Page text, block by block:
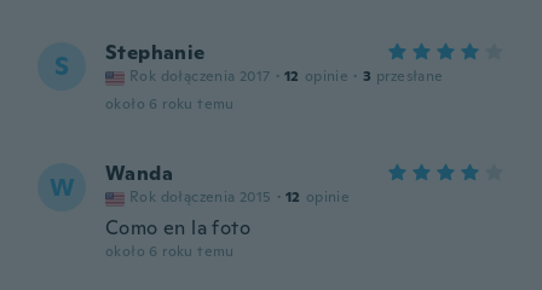
S Stephanie
Rok dołączenia 2017 · 12 opinie · 3 przesłane
około 6 roku temu
W Wanda
Rok dołączenia 2015 · 12 opinie
Como en la foto
około 6 roku temu